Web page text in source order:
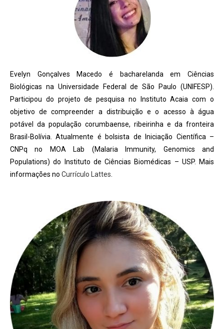
Evelyn Gonçalves Macedo é bacharelanda em Ciências
Biológicas na Universidade Federal de São Paulo (UNIFESP).
Participou do projeto de pesquisa no Instituto Acaia com o
objetivo de compreender a distribuição e o acesso à água
potável da população corumbaense, ribeirinha e da fronteira
Brasil-Bolívia. Atualmente é bolsista de Iniciação Científica –
CNPq no MOA Lab (Malaria Immunity, Genomics and
Populations) do Instituto de Ciências Biomédicas – USP. Mais
informações no Currículo Lattes